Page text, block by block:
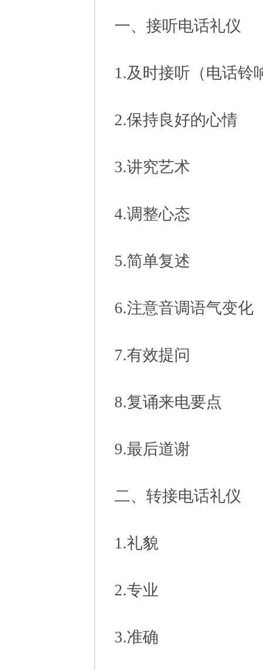
一、接听电话礼仪
1.及时接听（电话铃
2.保持良好的心情
3.讲究艺术
4.调整心态
5.简单复述
6.注意音调语气变化
7.有效提问
8.复诵来电要点
9.最后道谢
二、转接电话礼仪
1.礼貌
2.专业
3.准确